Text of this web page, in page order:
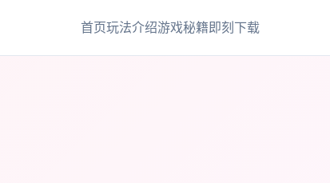
首页玩法介绍游戏秘籍即刻下载